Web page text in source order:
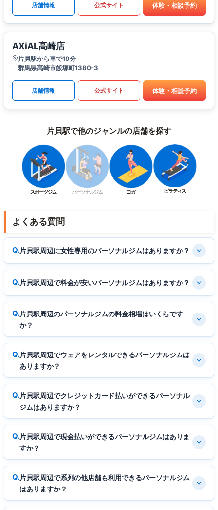
店舗情報 公式サイト 体験・相談予約
AXiAL高崎店
片貝駅から車で19分
群馬県高崎市飯塚町1380-3
店舗情報 公式サイト 体験・相談予約
片貝駅で他のジャンルの店舗を探す
スポーツジム パーソナルジム ヨガ ピラティス
よくある質問
片貝駅周辺に女性専用のパーソナルジムはありますか？
片貝駅周辺で料金が安いパーソナルジムはありますか？
片貝駅周辺のパーソナルジムの料金相場はいくらです
か？
片貝駅周辺でウェアをレンタルできるパーソナルジムは
ありますか？
片貝駅周辺でクレジットカード払いができるパーソナル
ジムはありますか？
片貝駅周辺で現金払いができるパーソナルジムはありま
すか？
片貝駅周辺で系列の他店舗も利用できるパーソナルジム
はありますか？